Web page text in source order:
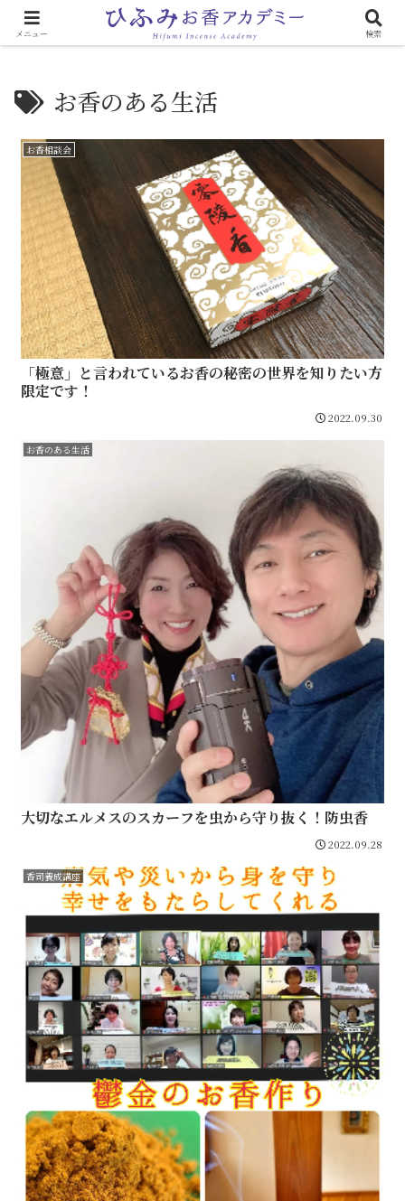
心と体に効く「お香のある生活」
お香のある生活
お香相談会
「極意」と言われているお香の秘密の世界を知りたい方
限定です！
2022.09.30
お香のある生活
大切なエルメスのスカーフを虫から守り抜く！防虫香
2022.09.28
香司養成講座
メニュー 検索